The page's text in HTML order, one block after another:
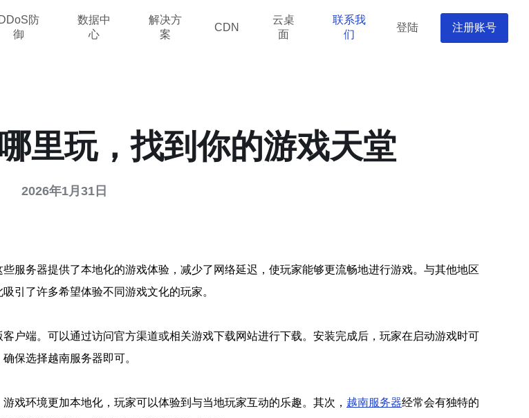
DDoS防
御
数据中
心
解决方
案
CDN
云桌
面
联系我
们
登陆 注册账号
里玩，找到你的游戏天堂
2026年1月31日
服务器提供了本地化的游戏体验，减少了网络延迟，使玩家能够更流畅地进行游戏。与其他地区
引了许多希望体验不同游戏文化的玩家。
户端。可以通过访问官方渠道或相关游戏下载网站进行下载。安装完成后，玩家在启动游戏时可
保选择越南服务器即可。
戏环境更加本地化，玩家可以体验到与当地玩家互动的乐趣。其次， 越南服务器经常会有独特的